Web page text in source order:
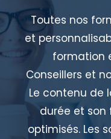
Toutes nos
et
formation
Conseillers et
Le contenu de
durée et
optimisés. Les